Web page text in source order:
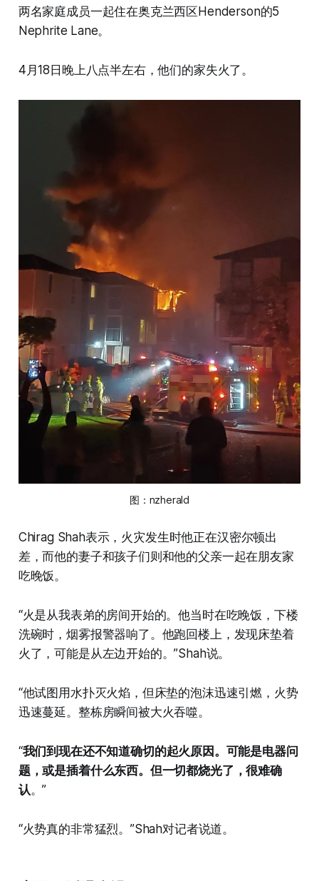
两名家庭成员一起住在奥克兰西区Henderson的5
Nephrite Lane。
4月18日晚上八点半左右，他们的家失火了。
图： nzherald
Chirag Shah表示，火灾发生时他正在汉密尔顿出
差，而他的妻子和孩子们则和他的父亲一起在朋友家
吃晚饭。
“火是从我表弟的房间开始的。他当时在吃晚饭，下楼
洗碗时，烟雾报警器响了。他跑回楼上，发现床垫着
火了，可能是从左边开始的。”Shah说。
“他试图用水扑灭火焰，但床垫的泡沫迅速引燃，火势
迅速蔓延。整栋房瞬间被大火吞噬。
“我们到现在还不知道确切的起火原因。可能是电器问
题，或是插着什么东西。但一切都烧光了，很难确
认 。”
“火势真的非常猛烈。”Shah对记者说道。